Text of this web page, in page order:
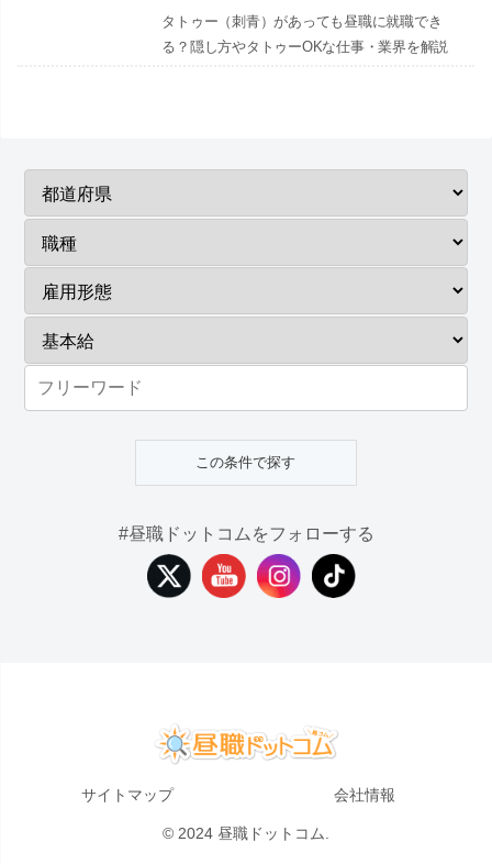
タトゥー（刺青）があっても昼職に就職でき
る？隠し方やタトゥーOKな仕事・業界を解説
#昼職ドットコムをフォローする
サイトマップ 会社情報
© 2024 昼職ドットコム.